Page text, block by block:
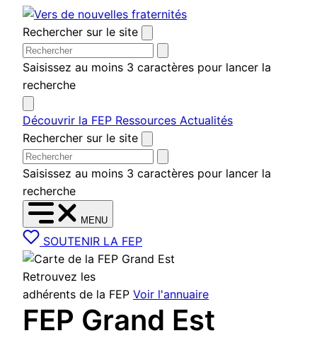
Aller au contenu
Rechercher sur le site
Saisissez au moins 3 caractères pour lancer la
recherche
Découvrir la FEP Ressources Actualités
Rechercher sur le site
Saisissez au moins 3 caractères pour lancer la
recherche
MENU
SOUTENIR LA FEP
Retrouvez les
adhérents de la FEP Voir l'annuaire
FEP Grand Est